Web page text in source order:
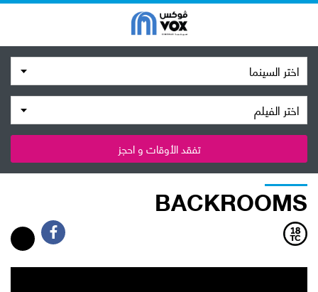
اختر السينما
اختر الفيلم
تفقد الأوقات و احجز
BACKROOMS